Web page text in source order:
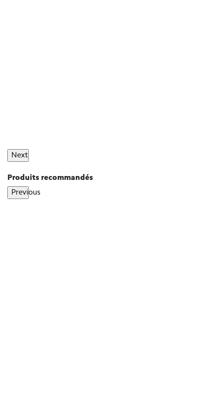
Next
Produits recommandés
Previous